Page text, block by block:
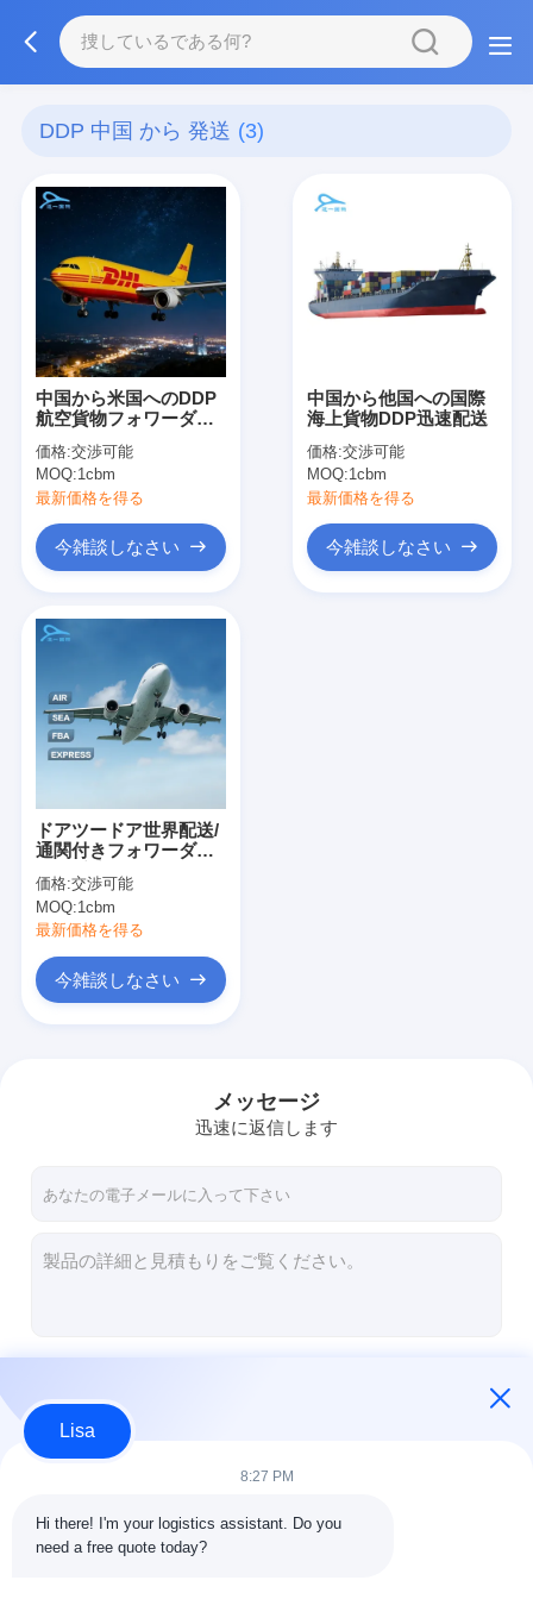
DDP 中国 から 発送 (3)
中国から米国へのDDP
航空貨物フォワーダ
配送サービス
価格:交渉可能
MOQ:1cbm
最新価格を得る
今雑談しなさい
中国から他国への国際
海上貨物DDP迅速配送
価格:交渉可能
MOQ:1cbm
最新価格を得る
今雑談しなさい
ドアツードア世界配送/
通関付きフォワーダー
価格:交渉可能
MOQ:1cbm
最新価格を得る
今雑談しなさい
メッセージ
迅速に返信します
Lisa
8:27 PM
Hi there! I'm your logistics assistant. Do you
need a free quote today?